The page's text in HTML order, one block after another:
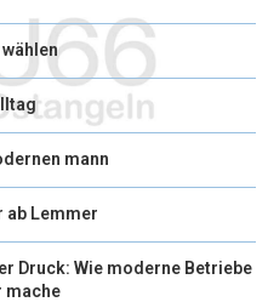
mann
ab Lemmer
Druck: Wie moderne Betriebe
mache